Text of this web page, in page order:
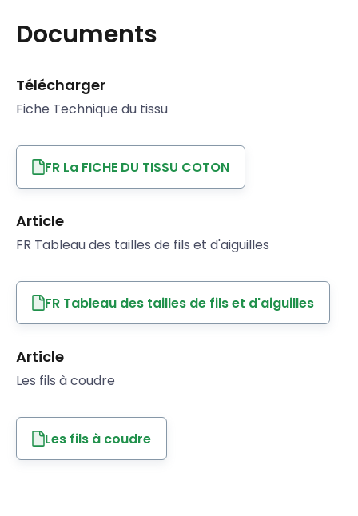
Documents
Télécharger
Fiche Technique du tissu
FR La FICHE DU TISSU COTON
Article
FR Tableau des tailles de fils et d'aiguilles
FR Tableau des tailles de fils et d'aiguilles
Article
Les fils à coudre
Les fils à coudre